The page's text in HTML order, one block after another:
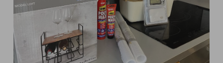
Influencer: Steffido